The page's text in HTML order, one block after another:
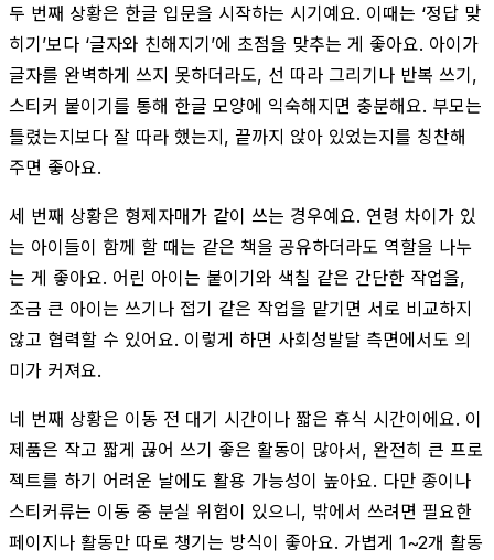
두 번째 상황은 한글 입문을 시작하는 시기예요. 이때는 ‘정답 맞
히기’보다 ‘글자와 친해지기’에 초점을 맞추는 게 좋아요. 아이가
글자를 완벽하게 쓰지 못하더라도, 선 따라 그리기나 반복 쓰기,
스티커 붙이기를 통해 한글 모양에 익숙해지면 충분해요. 부모는
틀렸는지보다 잘 따라 했는지, 끝까지 앉아 있었는지를 칭찬해
주면 좋아요.
세 번째 상황은 형제자매가 같이 쓰는 경우예요. 연령 차이가 있
는 아이들이 함께 할 때는 같은 책을 공유하더라도 역할을 나누
는 게 좋아요. 어린 아이는 붙이기와 색칠 같은 간단한 작업을,
조금 큰 아이는 쓰기나 접기 같은 작업을 맡기면 서로 비교하지
않고 협력할 수 있어요. 이렇게 하면 사회성발달 측면에서도 의
미가 커져요.
네 번째 상황은 이동 전 대기 시간이나 짧은 휴식 시간이에요. 이
제품은 작고 짧게 끊어 쓰기 좋은 활동이 많아서, 완전히 큰 프로
젝트를 하기 어려운 날에도 활용 가능성이 높아요. 다만 종이나
스티커류는 이동 중 분실 위험이 있으니, 밖에서 쓰려면 필요한
페이지나 활동만 따로 챙기는 방식이 좋아요. 가볍게 1~2개 활동